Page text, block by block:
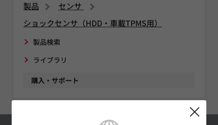
製品
センサ
ショックセンサ（HDD・車載TPMS用）
製品検索
ライブラリ
購入・サポート